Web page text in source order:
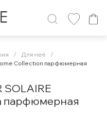
/ Для неё
/
Collection парфюмерная
SOLAIRE
парфюмерная